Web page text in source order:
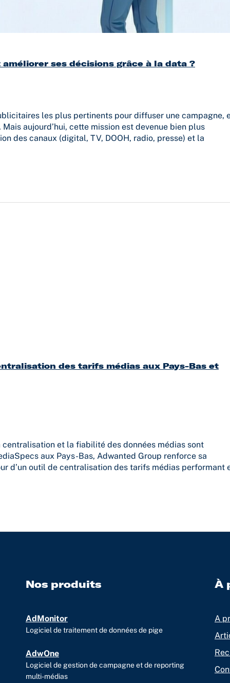
ses décisions grâce à la data ?
les plus pertinents pour diffuser une campagne,
aujourd’hui, cette mission est devenue bien plus
des canaux (digital, TV, DOOH, radio, presse) et la
des tarifs médias aux Pays-Bas et
et la fiabilité des données médias sont
aux Pays-Bas, Adwanted Group renforce sa
d’un outil de centralisation des tarifs médias performant
Nos produits
AdMonitor
Logiciel de traitement de données de pige
AdwOne
Logiciel de gestion de campagne et de reporting
multi-médias
À
A